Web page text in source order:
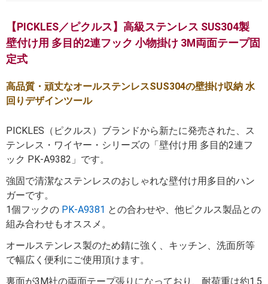
【PICKLES／ピクルス】高級ステンレス SUS304製
壁付け用 多目的2連フック 小物掛け 3M両面テープ固
定式
高品質・頑丈なオールステンレスSUS304の壁掛け収納 水
回りデザインツール
PICKLES（ピクルス）ブランドから新たに発売された、ス
テンレス・ワイヤー・シリーズの「壁付け用 多目的2連フ
ック PK-A9382」です。
強固で清潔なステンレスのおしゃれな壁付け用多目的ハン
ガーです。
1個フックの PK-A9381 との合わせや、他ピクルス製品との
組み合わせもオススメ。
オールステンレス製のため錆に強く、キッチン、洗面所等
で幅広く便利にご使用頂けます。
裏面が3M社の両面テープ張りになっており、耐荷重は約1.5